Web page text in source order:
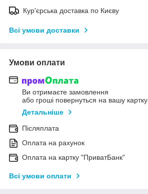
Кур'єрська доставка по Києву
Всі умови доставки
Умови оплати
Ви отримаєте замовлення
або гроші повернуться на вашу картку
Детальніше
Післяплата
Оплата на рахунок
Оплата на картку "ПриватБанк"
Всі умови оплати